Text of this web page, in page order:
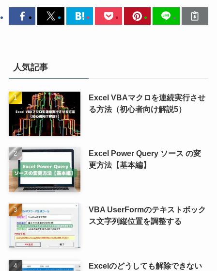
人気記事
Excel VBAマクロを連続実行させ
る方法（初心者向け解説5）
Excel Power Query ソース の変
更方法【基本編】
VBA UserFormのテキストボック
ス文字列縦位置を調整する
Excelのどうしても解除できない